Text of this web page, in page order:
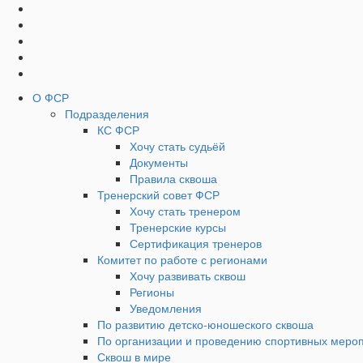
Наверх
Социальные
кнопки
Верхнее
Меню
О ФСР
Подразделения
КС ФСР
Хочу стать судьёй
Документы
Правила сквоша
Тренерский совет ФСР
Хочу стать тренером
Тренерские курсы
Сертификация тренеров
Комитет по работе с регионами
Хочу развивать сквош
Регионы
Уведомления
По развитию детско-юношеского сквоша
По организации и проведению спортивных
Сквош в мире